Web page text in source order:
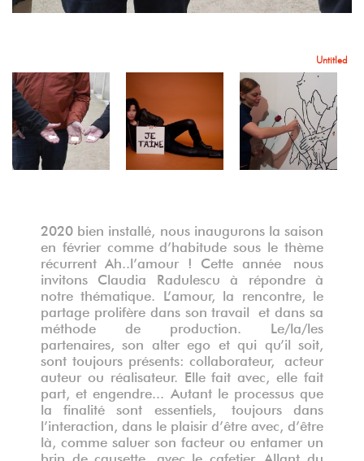
Untitled
Fumewaar, tôle émaillée, 2016
Unlimited edition, 2020
2020 bien installé, nous inaugurons la saison
en février comme d’habitude sous le thème
récurrent Ah..l’amour ! Cette année nous
invitons Claudia Radulescu à répondre à
notre thématique. L’amour, la rencontre, le
partage prolifère dans son travail et dans sa
méthode de production. Le/la/les
partenaires, son alter ego et qui qu’il soit,
sont toujours présents: collaborateur, acteur
auteur ou réalisateur. Elle fait avec, elle fait
part, et engendre... Autant le processus que
la finalité sont essentiels, toujours dans
l’interaction, dans le plaisir d’être avec, d’être
là, comme saluer son facteur ou entamer un
brin de causette avec le cafetier. Allant du